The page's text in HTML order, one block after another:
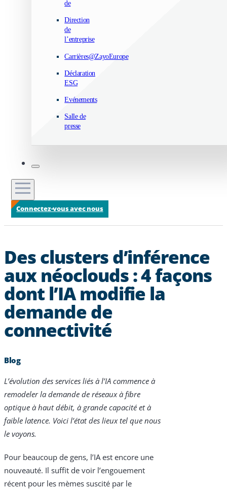
de
Direction
de
l’entreprise
Carrières@ZayoEurope
Déclaration
ESG
Evénements
Salle de
presse
Connectez-vous avec nous
Des clusters d’inférence
aux néoclouds : 4 façons
dont l’IA modifie la
demande de
connectivité
Blog
L’évolution des services liés à l’IA commence à
remodeler la demande de réseaux à fibre
optique à haut débit, à grande capacité et à
faible latence. Voici l’état des lieux tel que nous
le voyons.
Pour beaucoup de gens, l’IA est encore une
nouveauté. Il suffit de voir l’engouement
récent pour les mèmes suscité par le